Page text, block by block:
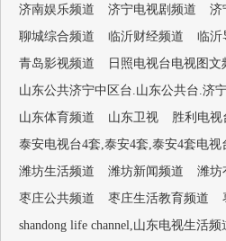
济南娱乐频道
济宁电视剧频道 济
聊城综合频道
临沂财经频道 临沂
青岛影视频道
日照电视台电视图文
山东公共济宁中区台.山东公共台.济
山东体育频道
山东卫视 胜利电视
泰安电视台4套,泰安4套,泰安4套电视
潍坊生活频道
潍坊新闻频道 潍坊
枣庄公共频道
枣庄生活教育频道
shandong life channel,山东电视生活频